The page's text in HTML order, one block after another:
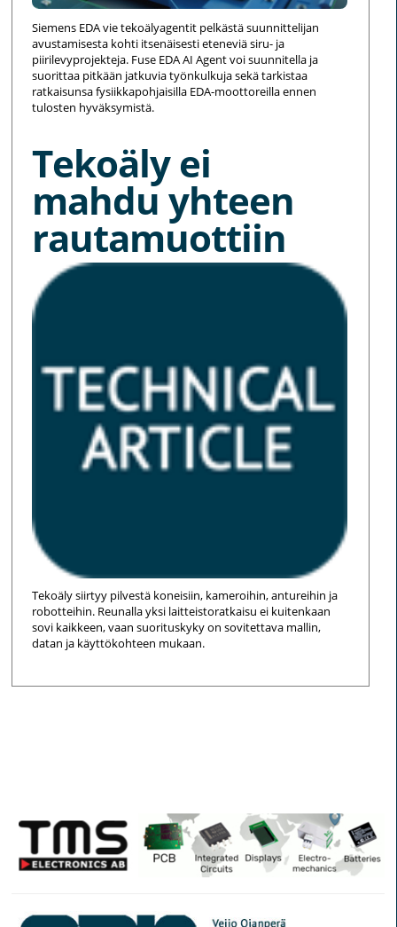
Siemens EDA vie tekoälyagentit pelkästä suunnittelijan
avustamisesta kohti itsenäisesti eteneviä siru- ja
piirilevyprojekteja. Fuse EDA AI Agent voi suunnitella ja
suorittaa pitkään jatkuvia työnkulkuja sekä tarkistaa
ratkaisunsa fysiikkapohjaisilla EDA-moottoreilla ennen
tulosten hyväksymistä.
Tekoäly ei
mahdu yhteen
rautamuottiin
Tekoäly siirtyy pilvestä koneisiin, kameroihin, antureihin ja
robotteihin. Reunalla yksi laitteistoratkaisu ei kuitenkaan
sovi kaikkeen, vaan suorituskyky on sovitettava mallin,
datan ja käyttökohteen mukaan.